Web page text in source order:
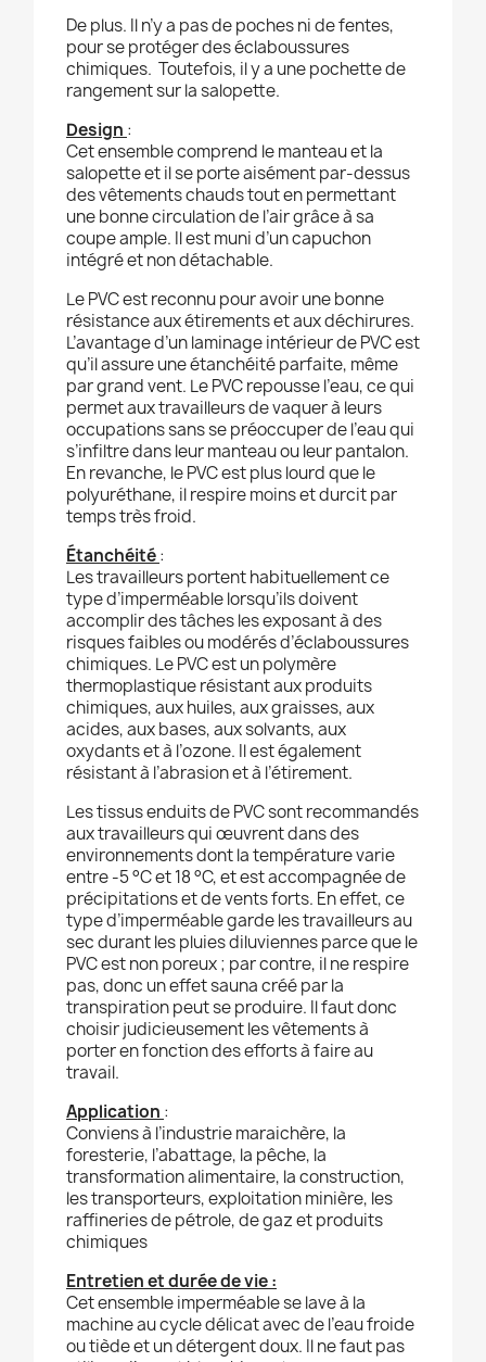
De plus. Il n’y a pas de poches ni de fentes,
pour se protéger des éclaboussures
chimiques. Toutefois, il y a une pochette de
rangement sur la salopette.
Design :
Cet ensemble comprend le manteau et la
salopette et il se porte aisément par-dessus
des vêtements chauds tout en permettant
une bonne circulation de l’air grâce à sa
coupe ample. Il est muni d’un capuchon
intégré et non détachable.
Le PVC est reconnu pour avoir une bonne
résistance aux étirements et aux déchirures.
L’avantage d’un laminage intérieur de PVC est
qu’il assure une étanchéité parfaite, même
par grand vent. Le PVC repousse l’eau, ce qui
permet aux travailleurs de vaquer à leurs
occupations sans se préoccuper de l’eau qui
s’infiltre dans leur manteau ou leur pantalon.
En revanche, le PVC est plus lourd que le
polyuréthane, il respire moins et durcit par
temps très froid.
Étanchéité:
Les travailleurs portent habituellement ce
type d’imperméable lorsqu’ils doivent
accomplir des tâches les exposant à des
risques faibles ou modérés d’éclaboussures
chimiques. Le PVC est un polymère
thermoplastique résistant aux produits
chimiques, aux huiles, aux graisses, aux
acides, aux bases, aux solvants, aux
oxydants et à l’ozone. Il est également
résistant à l’abrasion et à l’étirement.
Les tissus enduits de PVC sont recommandés
aux travailleurs qui œuvrent dans des
environnements dont la température varie
entre -5 °C et 18 °C, et est accompagnée de
précipitations et de vents forts. En effet, ce
type d’imperméable garde les travailleurs au
sec durant les pluies diluviennes parce que le
PVC est non poreux ; par contre, il ne respire
pas, donc un effet sauna créé par la
transpiration peut se produire. Il faut donc
choisir judicieusement les vêtements à
porter en fonction des efforts à faire au
travail.
Application :
Conviens à l’industrie maraichère, la
foresterie, l’abattage, la pêche, la
transformation alimentaire, la construction,
les transporteurs, exploitation minière, les
raffineries de pétrole, de gaz et produits
chimiques
Entretien et durée de vie :
Cet ensemble imperméable se lave à la
machine au cycle délicat avec de l’eau froide
ou tiède et un détergent doux. Il ne faut pas